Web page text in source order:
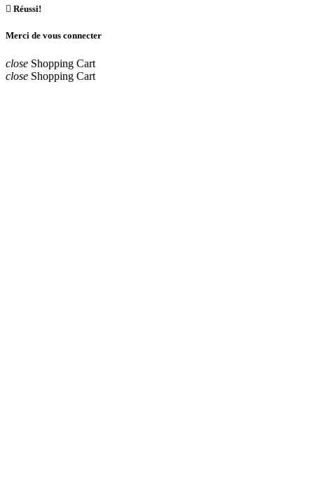
 Réussi!
Merci de vous connecter
close Shopping Cart
close Shopping Cart